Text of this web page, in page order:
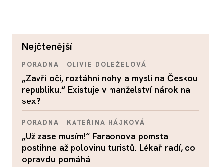
nejčtenější
PORADNA OLIVIE DOLEŽELOVÁ
„Zavři oči, roztáhni nohy a mysli na Českou
republiku.“ Existuje v manželství nárok na
sex?
PORADNA KATEŘINA HÁJKOVÁ
„Už zase musím!“ Faraonova pomsta
postihne až polovinu turistů. Lékař radí, co
opravdu pomáhá